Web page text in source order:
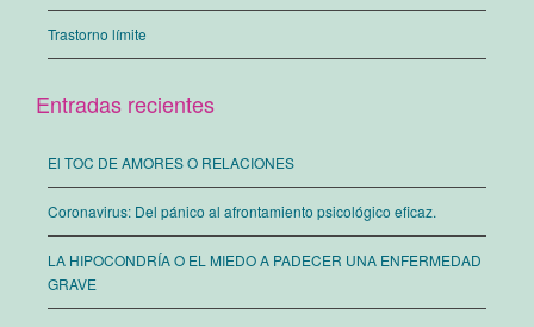
Trastorno límite
Entradas recientes
El TOC DE AMORES O RELACIONES
Coronavirus: Del pánico al afrontamiento psicológico eficaz.
LA HIPOCONDRÍA O EL MIEDO A PADECER UNA ENFERMEDAD
GRAVE